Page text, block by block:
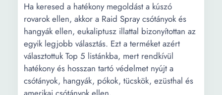
Ha keresed a hatékony megoldást a kúszó
rovarok ellen, akkor a Raid Spray csótányok és
hangyák ellen, eukaliptusz illattal bizonyítottan az
egyik legjobb választás. Ezt a terméket azért
választottuk Top 5 listánkba, mert rendkívül
hatékony és hosszan tartó védelmet nyújt a
csótányok, hangyák, pókok, tücskök, ezüsthal és